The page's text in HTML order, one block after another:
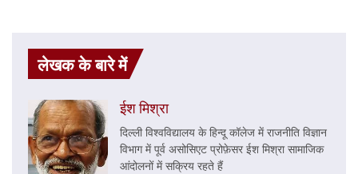
लेखक के बारे में
ईश मिश्रा
दिल्ली विश्वविद्यालय के हिन्दू कॉलेज में राजनीति विज्ञान
विभाग में पूर्व असोसिएट प्रोफ़ेसर ईश मिश्रा सामाजिक
आंदोलनों में सक्रिय रहते हैं